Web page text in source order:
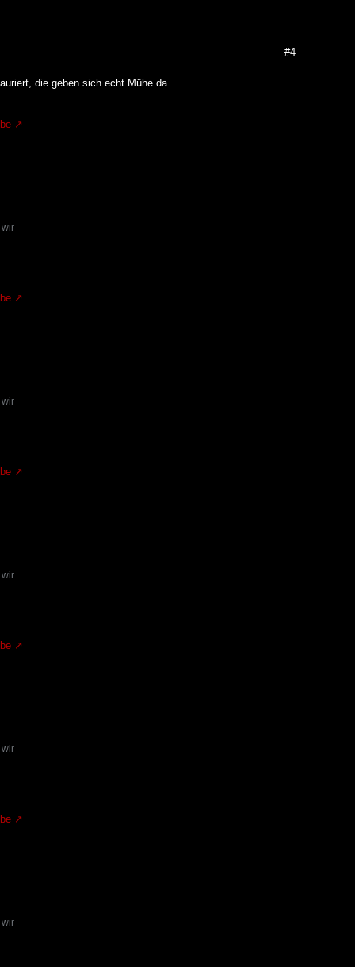
#4
die geben sich echt Mühe da